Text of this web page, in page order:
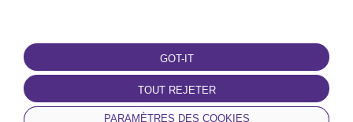
GOT-IT
TOUT REJETER
PARAMÈTRES DES COOKIES
TERMS-OF-USE
Termes et conditions
Politique de confidentialité
Politique relative aux
cookies
TÉLÉCHARGEZ
L'APPLICATION